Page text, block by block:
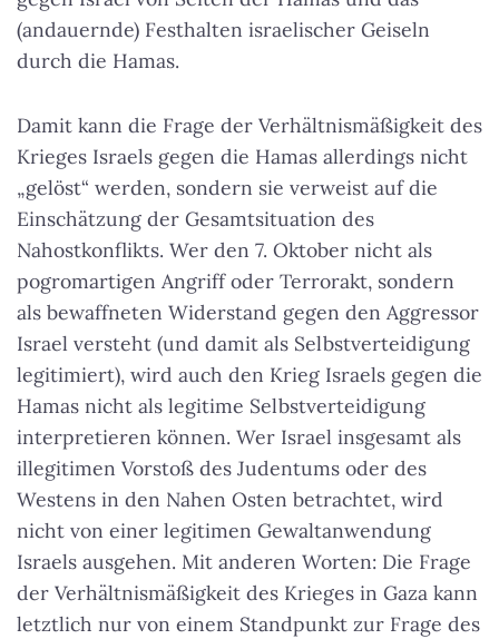
(andauernde) Festhalten israelischer Geiseln
durch die Hamas.
Damit kann die Frage der Verhältnismäßigkeit des
Krieges Israels gegen die Hamas allerdings nicht
„gelöst“ werden, sondern sie verweist auf die
Einschätzung der Gesamtsituation des
Nahostkonflikts. Wer den 7. Oktober nicht als
pogromartigen Angriff oder Terrorakt, sondern
als bewaffneten Widerstand gegen den Aggressor
Israel versteht (und damit als Selbstverteidigung
legitimiert), wird auch den Krieg Israels gegen die
Hamas nicht als legitime Selbstverteidigung
interpretieren können. Wer Israel insgesamt als
illegitimen Vorstoß des Judentums oder des
Westens in den Nahen Osten betrachtet, wird
nicht von einer legitimen Gewaltanwendung
Israels ausgehen. Mit anderen Worten: Die Frage
der Verhältnismäßigkeit des Krieges in Gaza kann
letztlich nur von einem Standpunkt zur Frage des